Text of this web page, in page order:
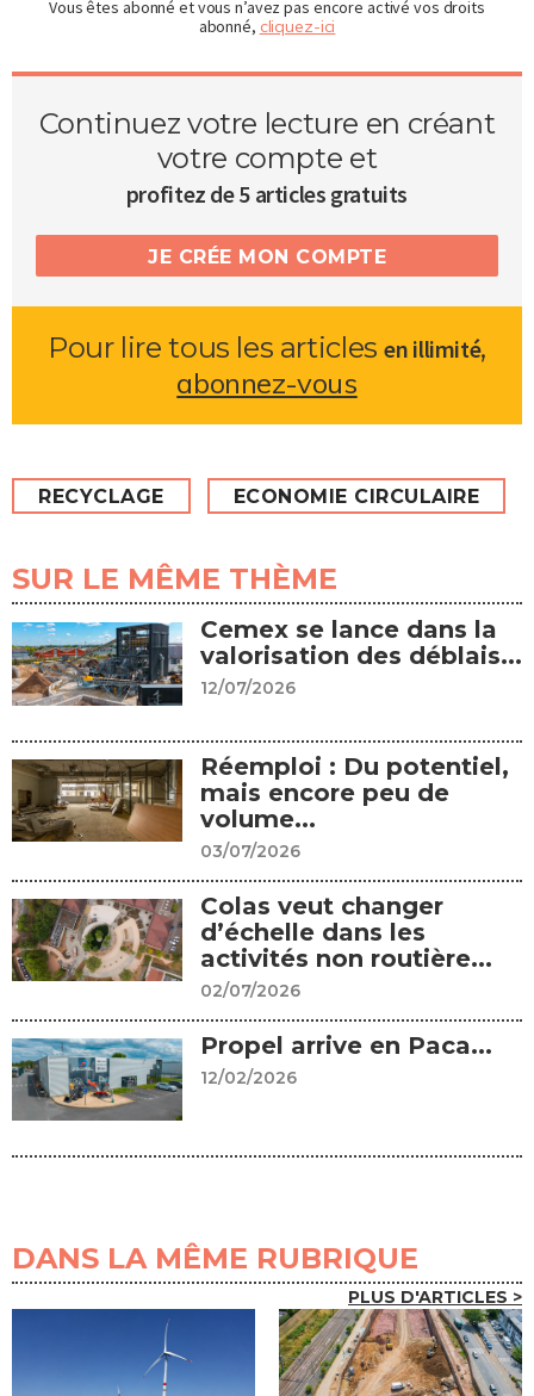
Vous êtes abonné et vous n’avez pas encore activé vos droits
abonné, cliquez-ici
Continuez votre lecture en créant
votre compte et
profitez de 5 articles gratuits
JE CRÉE MON COMPTE
Pour lire tous les articlesen illimité,
abonnez-vous
RECYCLAGE ECONOMIE CIRCULAIRE
SUR LE MÊME THÈME
Cemex se lance dans la
valorisation des déblais...
12/07/2026
Réemploi : Du potentiel,
mais encore peu de
volume...
03/07/2026
Colas veut changer
d’échelle dans les
activités non routière...
02/07/2026
Propel arrive en Paca...
12/02/2026
DANS LA MÊME RUBRIQUE
PLUS D'ARTICLES >